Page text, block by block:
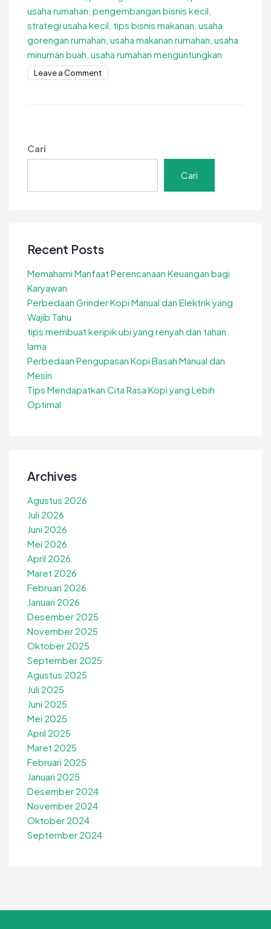
usaha rumahan pengembangan bisnis kecil
strategi usaha kecil tips bisnis makanan usaha
gorengan rumahan usaha makanan rumahan usaha
minuman buah usaha rumahan menguntungkan
Leave a Commenton
Cepat
Cari
Cari
Recent Posts
Memahami Manfaat Perencanaan Keuangan bagi
Karyawan
Perbedaan Grinder Kopi Manual dan Elektrik yang
Wajib Tahu
tips membuat keripik ubi yang renyah dan tahan
lama
Perbedaan Pengupasan Kopi Basah Manual dan
Mesin
Tips Mendapatkan Cita Rasa Kopi yang Lebih
Optimal
Archives
Agustus 2026
Juli 2026
Juni 2026
Mei 2026
April 2026
Maret 2026
Februari 2026
Januari 2026
Desember 2025
November 2025
Oktober 2025
September 2025
Agustus 2025
Juli 2025
Juni 2025
Mei 2025
April 2025
Maret 2025
Februari 2025
Januari 2025
Desember 2024
November 2024
Oktober 2024
September 2024